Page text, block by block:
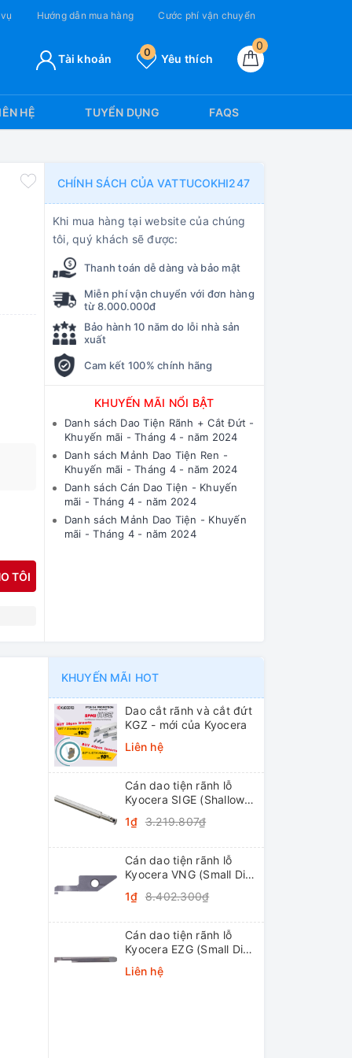
Hướng dẫn mua hàng Cước phí vận chuyển
0
Yêu thích
0
Tài khoản
HỆ TUYỂN DỤNG FAQS
TÔI
CHÍNH SÁCH CỦA VATTUCOKHI247
Khi mua hàng tại website của chúng
tôi, quý khách sẽ được:
Thanh toán dễ dàng và bảo mật
Miễn phí vận chuyển với đơn hàng
từ 8.000.000đ
Bảo hành 10 năm do lỗi nhà sản
xuất
Cam kết 100% chính hãng
KHUYẾN MÃI NỔI BẬT
Danh sách Dao Tiện Rãnh + Cắt Đứt -
Khuyến mãi - Tháng 4 - năm 2024
Danh sách Mảnh Dao Tiện Ren -
Khuyến mãi - Tháng 4 - năm 2024
Danh sách Cán Dao Tiện - Khuyến
mãi - Tháng 4 - năm 2024
Danh sách Mảnh Dao Tiện - Khuyến
mãi - Tháng 4 - năm 2024
KHUYẾN MÃI HOT
Dao cắt rãnh và cắt đứt
KGZ - mới của Kyocera
Liên hệ
Cán dao tiện rãnh lỗ
Kyocera SIGE (Shallow
1₫ 3.219.807₫
Cán dao tiện rãnh lỗ
Kyocera VNG (Small Dia.
System Tip-Bars)
1₫ 8.402.300₫
Cán dao tiện rãnh lỗ
Kyocera EZG (Small Dia.
Bars)
Liên hệ